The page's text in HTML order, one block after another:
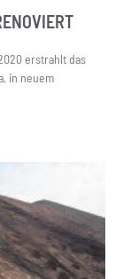
erstrahlt das
in neuem